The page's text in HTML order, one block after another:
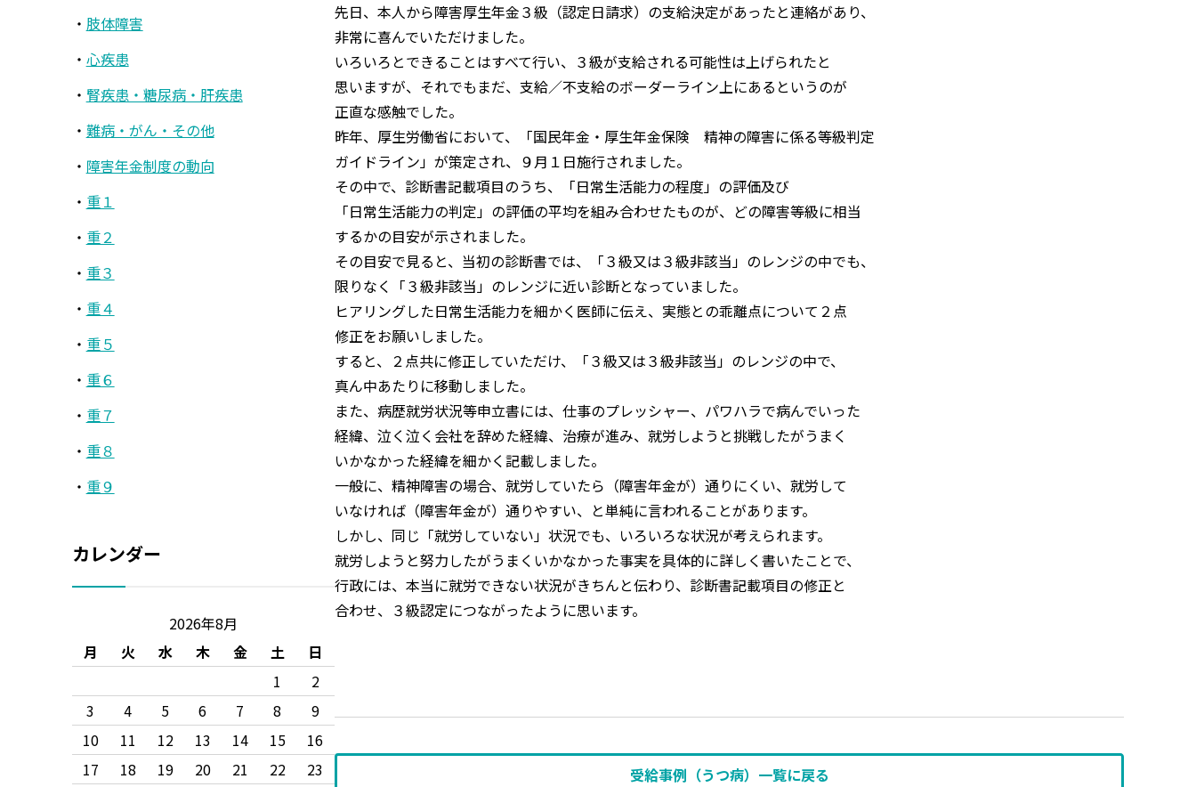
先日、本人から障害厚生年金３級（認定日請求）の支給決定があったと連絡があり、
非常に喜んでいただけました。
いろいろとできることはすべて行い、３級が支給される可能性は上げられたと
思いますが、それでもまだ、支給／不支給のボーダーライン上にあるというのが
正直な感触でした。
昨年、厚生労働省において、「国民年金・厚生年金保険 精神の障害に係る等級判定
ガイドライン」が策定され、９月１日施行されました。
その中で、診断書記載項目のうち、「日常生活能力の程度」の評価及び
「日常生活能力の判定」の評価の平均を組み合わせたものが、どの障害等級に相当
するかの目安が示されました。
その目安で見ると、当初の診断書では、「３級又は３級非該当」のレンジの中でも、
限りなく「３級非該当」のレンジに近い診断となっていました。
ヒアリングした日常生活能力を細かく医師に伝え、実態との乖離点について２点
修正をお願いしました。
すると、２点共に修正していただけ、「３級又は３級非該当」のレンジの中で、
真ん中あたりに移動しました。
また、病歴就労状況等申立書には、仕事のプレッシャー、パワハラで病んでいった
経緯、泣く泣く会社を辞めた経緯、治療が進み、就労しようと挑戦したがうまく
いかなかった経緯を細かく記載しました。
一般に、精神障害の場合、就労していたら（障害年金が）通りにくい、就労して
いなければ（障害年金が）通りやすい、と単純に言われることがあります。
しかし、同じ「就労していない」状況でも、いろいろな状況が考えられます。
就労しようと努力したがうまくいかなかった事実を具体的に詳しく書いたことで、
行政には、本当に就労できない状況がきちんと伝わり、診断書記載項目の修正と
合わせ、３級認定につながったように思います。
受給事例（うつ病）一覧に戻る
肢体障害
心疾患
腎疾患・糖尿病・肝疾患
難病・がん・その他
障害年金制度の動向
重１
重２
重３
重４
重５
重６
重７
重８
重９
カレンダー
2026年8月
月
火 水 木 金 土
日
1
2
3
4 5 6 7 8
9
10
11 12 13 14 15
16
17
18 19 20 21 22
23